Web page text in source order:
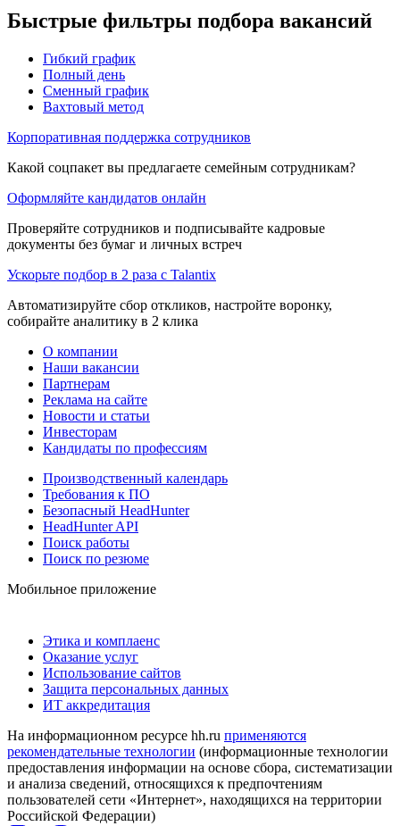
Быстрые фильтры подбора вакансий
Гибкий график
Полный день
Сменный график
Вахтовый метод
Корпоративная поддержка сотрудников
Какой соцпакет вы предлагаете семейным сотрудникам?
Оформляйте кандидатов онлайн
Проверяйте сотрудников и подписывайте кадровые
документы без бумаг и личных встреч
Ускорьте подбор в 2 раза с Talantix
Автоматизируйте сбор откликов, настройте воронку,
собирайте аналитику в 2 клика
О компании
Наши вакансии
Партнерам
Реклама на сайте
Новости и статьи
Инвесторам
Кандидаты по профессиям
Производственный календарь
Требования к ПО
Безопасный HeadHunter
HeadHunter API
Поиск работы
Поиск по резюме
Мобильное приложение
Этика и комплаенс
Оказание услуг
Использование сайтов
Защита персональных данных
ИТ аккредитация
На информационном ресурсе hh.ru применяются
рекомендательные технологии (информационные технологии
предоставления информации на основе сбора, систематизации
и анализа сведений, относящихся к предпочтениям
пользователей сети «Интернет», находящихся на территории
Российской Федерации)